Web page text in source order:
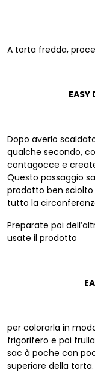
A torta fredda,
EASY
Dopo averlo
qualche secondo,
contagocce e
Questo passaggio
prodotto ben
tutto la
Preparate poi
usate il prodotto
per colorarla in
frigorifero e poi
sac à poche con
superiore della torta.